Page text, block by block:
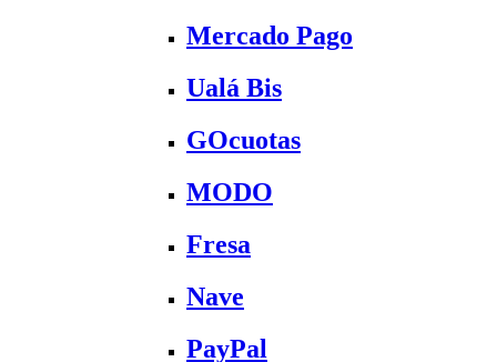
Mercado Pago
Ualá Bis
GOcuotas
MODO
Fresa
Nave
PayPal